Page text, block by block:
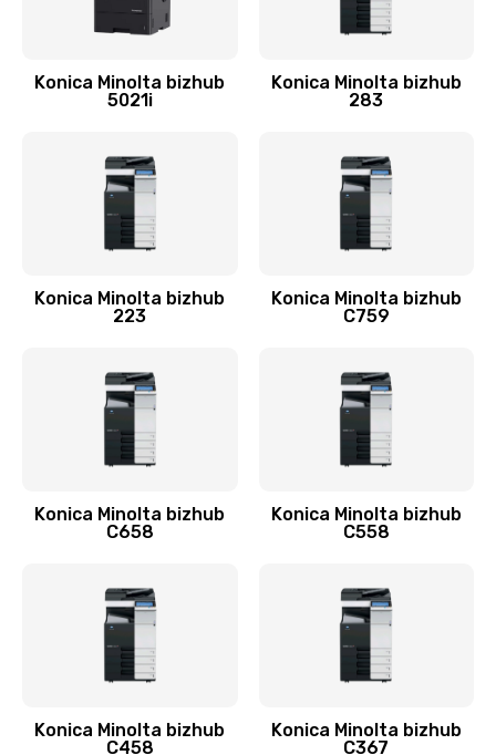
Konica Minolta bizhub
5021i
Konica Minolta bizhub
283
Konica Minolta bizhub
223
Konica Minolta bizhub
C759
Konica Minolta bizhub
C658
Konica Minolta bizhub
C558
Konica Minolta bizhub
C458
Konica Minolta bizhub
C367